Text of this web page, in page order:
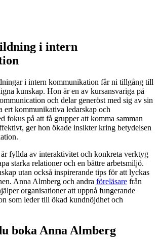
i intern
i intern kommunikation får ni tillgång till
kunskap. Hon är en av kursansvariga på
och delar generöst med sig av sin
ert kommunikativa ledarskap och
fokus på att få grupper att komma samman
ger hon ökade insikter kring betydelsen
är fyllda av interaktivitet och konkreta verktyg
starka relationer och en bättre arbetsmiljö.
utan också inspirerande tips för att lyckas
Anna Almberg och andra föreläsare från
organisationer att uppnå fungerande
som leder till ökad kundnöjdhet och
boka Anna Almberg